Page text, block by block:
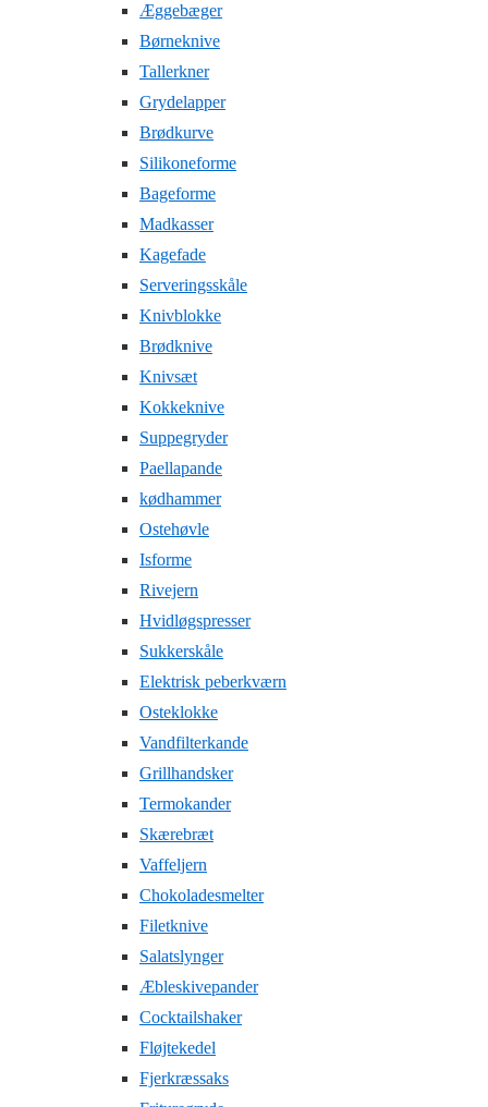
Æggebæger
Børneknive
Tallerkner
Grydelapper
Brødkurve
Silikoneforme
Bageforme
Madkasser
Kagefade
Serveringsskåle
Knivblokke
Brødknive
Knivsæt
Kokkeknive
Suppegryder
Paellapande
kødhammer
Ostehøvle
Isforme
Rivejern
Hvidløgspresser
Sukkerskåle
Elektrisk peberkværn
Osteklokke
Vandfilterkande
Grillhandsker
Termokander
Skærebræt
Vaffeljern
Chokoladesmelter
Filetknive
Salatslynger
Æbleskivepander
Cocktailshaker
Fløjtekedel
Fjerkræssaks